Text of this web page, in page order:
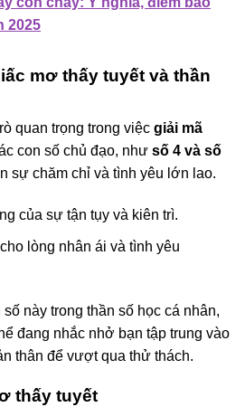
2025
mơ thấy tuyết và thần
quan trọng trong việc giải mã
con số chủ đạo, như số 4 và số
sự chăm chỉ và tình yêu lớn lao.
của sự tận tụy và kiên trì.
lòng nhân ái và tình yêu
này trong thần số học cá nhân,
đang nhắc nhở bạn tập trung vào
thân để vượt qua thử thách.
thấy tuyết